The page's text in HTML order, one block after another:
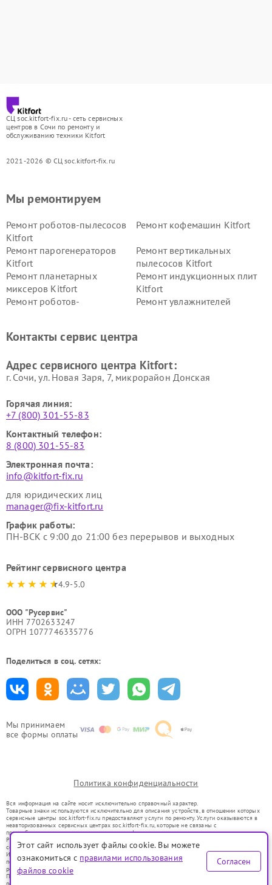
СЦ soc.kitfort-fix.ru - сеть сервисных
центров в Сочи по ремонту и
обслуживанию техники Kitfort
2021-2026 © СЦ soc.kitfort-fix.ru
Мы принимаем
все формы оплаты
Мы ремонтируем
Ремонт роботов-пылесосов
Kitfort
Ремонт кофемашин Kitfort
Ремонт парогенераторов
Kitfort
Ремонт вертикальных
пылесосов Kitfort
Ремонт планетарных
миксеров Kitfort
Ремонт индукционных плит
Kitfort
Ремонт роботов-
Ремонт увлажнителей
Kitfort
Kitfort
Kitfort
Kitfort
Контакты сервис центра
Адрес сервисного центра Kitfort:
г. Сочи, ул. Новая Заря, 7, микрорайон Донская
Горячая линия:
+7 (800) 301-55-83
Контактный телефон:
8 (800) 301-55-83
Электронная почта:
info@kitfort-fix.ru
для юридических лиц
manager@fix-kitfort.ru
График работы:
ПН-ВСК с 9:00 до 21:00 без перерывов и выходных
Рейтинг сервисного центра
4.9-5.0
ООО "Русервис"
ИНН 7702633247
ОГРН 1077746335776
Поделиться в соц. сетях:
Политика конфиденциальности
Вся информация на сайте носит исключительно справочный характер.
Товарные знаки используются исключительно для описания устройств, в отношении которых
сервисные центры soc.kitfort-fix.ru предоставляют услуги по ремонту. Услуги оказываются в
неавторизованных сервисных центрах soc.kitfort-fix.ru, которые не связаны с
правообладателями товарных знаков или их официальными представителями.
Ремонт осуществляется для устройств, уже введенных в гражданский оборот в соответствии
со статьей 1487 ГК РФ.
Использование товарных знаков не преследует цели индивидуализации услуг или введения
потребителей в заблуждение, а служит для информирования о предоставляемых услугах по
ремонту техники указанных брендов.
Представленная на сайте информация не является публичной офертой, определяемой
Этот сайт использует файлы cookie. Вы можете
ознакомиться с правилами использования
файлов cookie
Согласен